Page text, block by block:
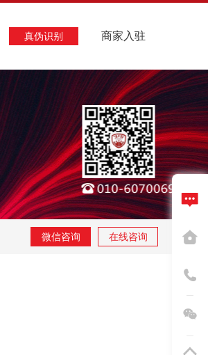
真伪识别 商家入驻
微信咨询 在线咨询